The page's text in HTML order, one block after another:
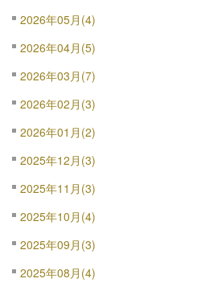
2026年05月(4)
2026年04月(5)
2026年03月(7)
2026年02月(3)
2026年01月(2)
2025年12月(3)
2025年11月(3)
2025年10月(4)
2025年09月(3)
2025年08月(4)